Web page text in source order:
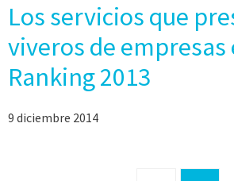
Los servicios que
viveros de empresas
Ranking 2013
9 diciembre 2014